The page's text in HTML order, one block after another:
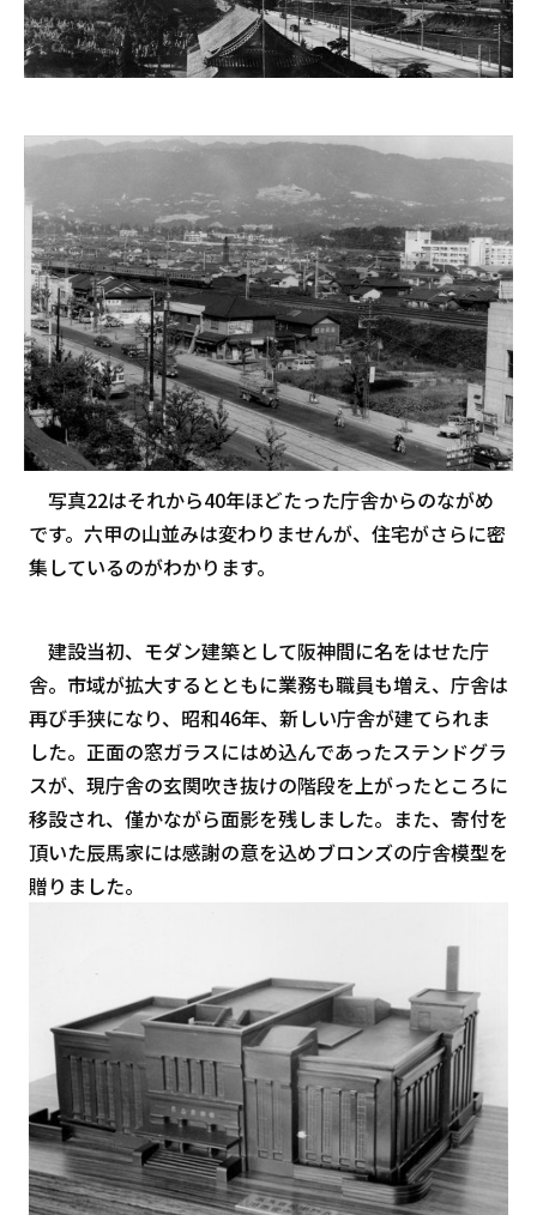
写真22はそれから40年ほどたった庁舎からのながめ
です。六甲の山並みは変わりませんが、住宅がさらに密
集しているのがわかります。
建設当初、モダン建築として阪神間に名をはせた庁
舎。市域が拡大するとともに業務も職員も増え、庁舎は
再び手狭になり、昭和46年、新しい庁舎が建てられま
した。正面の窓ガラスにはめ込んであったステンドグラ
スが、現庁舎の玄関吹き抜けの階段を上がったところに
移設され、僅かながら面影を残しました。また、寄付を
頂いた辰馬家には感謝の意を込めブロンズの庁舎模型を
贈りました。